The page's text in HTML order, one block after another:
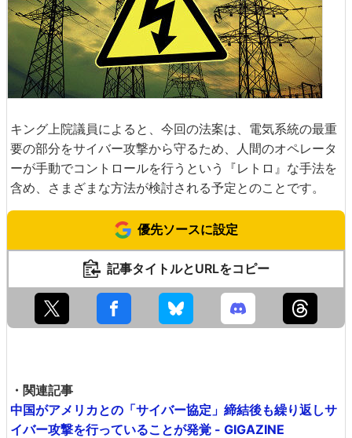
キング上院議員によると、今回の法案は、電気系統の最重
要の部分をサイバー攻撃から守るため、人間のオペレータ
ーが手動でコントロールを行うという『レトロ』な手法を
含め、さまざまな方法が検討される予定とのことです。
優先ソースに設定
記事タイトルとURLをコピー
・関連記事
中国がアメリカとの「サイバー協定」締結後も繰り返しサ
イバー攻撃を行っていることが発覚 - GIGAZINE